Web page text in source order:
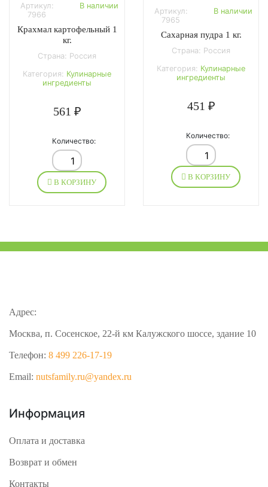
Артикул:
7966
В наличии
Крахмал картофельный 1
кг.
Страна: Россия
Категория: Кулинарные
ингредиенты
561 ₽
Количество:
В КОРЗИНУ
Артикул:
7965
В наличии
Сахарная пудра 1 кг.
Страна: Россия
Категория: Кулинарные
ингредиенты
451 ₽
Количество:
В КОРЗИНУ
Адрес:
Москва, п. Сосенское, 22-й км Калужского шоссе, здание 10
Телефон: 8 499 226-17-19
Email: nutsfamily.ru@yandex.ru
Информация
Оплата и доставка
Возврат и обмен
Контакты